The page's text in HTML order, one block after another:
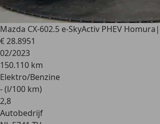
Mazda CX-602.5 e-SkyActiv PHEV
€ 28.8951
02/2023
150.110 km
Elektro/Benzine
- (l/100 km)
2,8
Autobedrijf